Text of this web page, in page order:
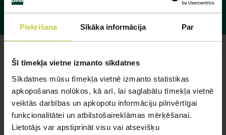
Piekrišana Sīkāka informācija Par
Šī tīmekļa vietne izmanto sīkdatnes
Sīkdatnes mūsu tīmekļa vietnē izmanto statistikas
apkopošanas nolūkos, kā arī, lai saglabātu tīmekļa vietnē
veiktās darbības un apkopotu informāciju pilnvērtīgai
funkcionalitātei un atbilstošaireklāmas mērķēšanai.
Lietotājs var apstiprināt visu vai atsevišķu
ar ko mitrina ķepu spilventiņus.
Līdzīgi jautājumi
Mūsu eksperti spēs atbildēt uz jebkuru Jūsu jautājumu